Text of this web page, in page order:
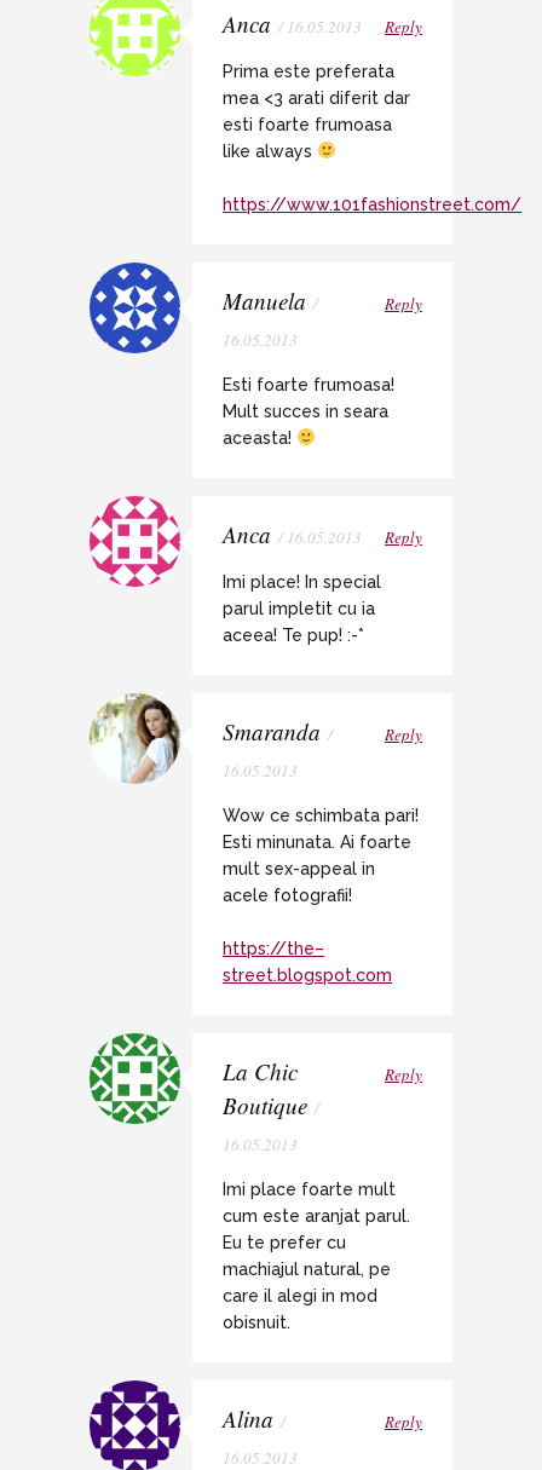
Anca / 16.05.2013 Reply
Prima este preferata
mea <3 arati diferit dar
esti foarte frumoasa
like always
https://www.101fashionstreet.com/
Manuela /
16.05.2013
Reply
Esti foarte frumoasa!
Mult succes in seara
aceasta!
Anca / 16.05.2013 Reply
Imi place! In special
parul impletit cu ia
aceea! Te pup! :-*
Smaranda /
16.05.2013
Reply
Wow ce schimbata pari!
Esti minunata. Ai foarte
mult sex-appeal in
acele fotografii!
https://the–
street.blogspot.com
La Chic
Boutique /
16.05.2013
Reply
Imi place foarte mult
cum este aranjat parul.
Eu te prefer cu
machiajul natural, pe
care il alegi in mod
obisnuit.
Alina /
16.05.2013
Reply